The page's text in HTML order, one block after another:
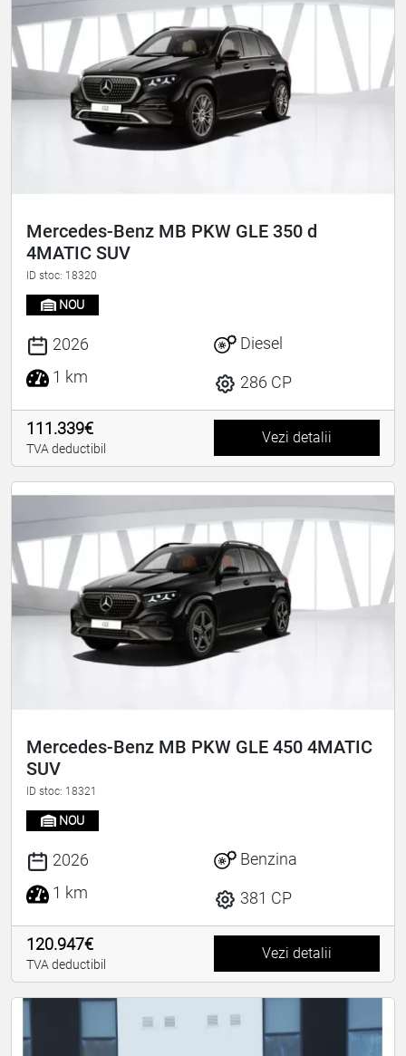
Mercedes-Benz MB PKW GLE 350 d
4MATIC SUV
ID stoc: 18320
NOU
2026
1 km
Diesel
286 CP
111.339€
TVA deductibil
Vezi detalii
Mercedes-Benz MB PKW GLE 450 4MATIC
SUV
ID stoc: 18321
NOU
2026
1 km
Benzina
381 CP
120.947€
TVA deductibil
Vezi detalii